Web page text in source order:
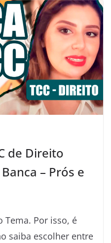
de Direito
– Prós e
Tema. Por isso, é
saiba escolher entre